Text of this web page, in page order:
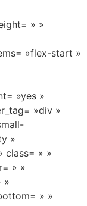
» »
»flex-start »
»yes »
»div »
»
class= » »
» »
»
» »